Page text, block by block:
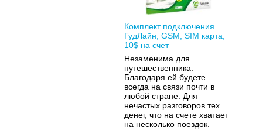
Комплект подключения
ГудЛайн, GSM, SIM карта,
10$ на счет
Незаменима для
путешественника.
Благодаря ей будете
всегда на связи почти в
любой стране. Для
нечастых разговоров тех
денег, что на счете хватает
на несколько поездок.